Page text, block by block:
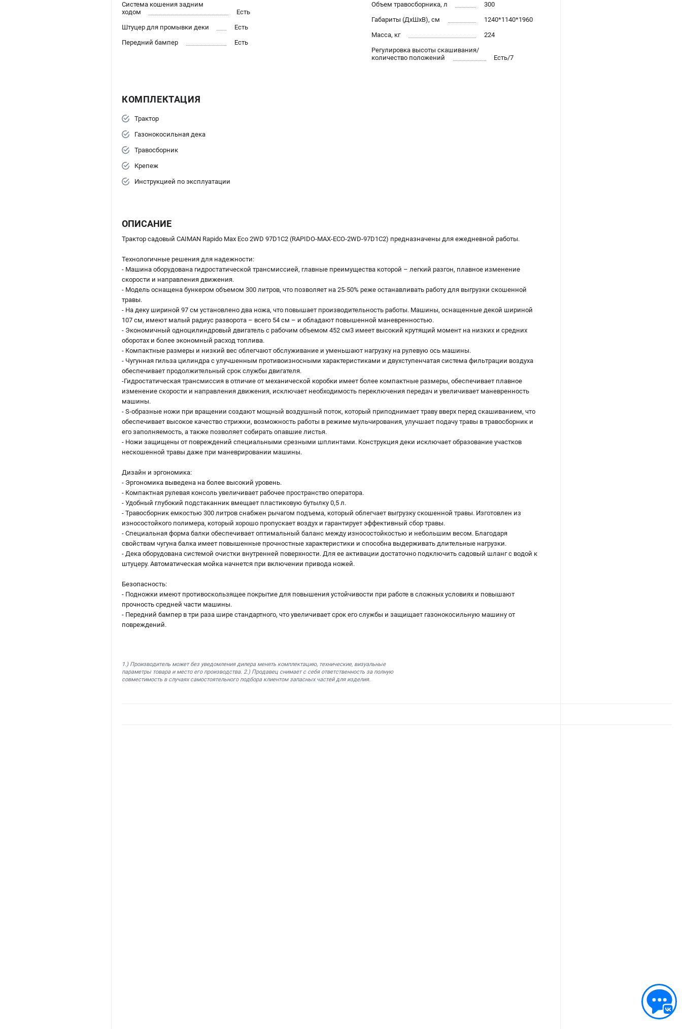
Система кошения задним
ходом
Есть
Штуцер для промывки деки
Есть
Передний бампер
Есть
Объем травосборника, л
300
Габариты (ДхШхВ), см
1240*1140*1960
Масса, кг
224
Регулировка высоты скашивания/
количество положений
Есть/7
КОМПЛЕКТАЦИЯ
Трактор
Газонокосильная дека
Травосборник
Крепеж
Инструкцией по эксплуатации
ОПИСАНИЕ
Трактор садовый CAIMAN Rapido Max Eco 2WD 97D1C2 (RAPIDO-MAX-ECO-2WD-97D1C2) предназначены для ежедневной работы.
Технологичные решения для надежности:
- Машина оборудована гидростатической трансмиссией, главные преимущества которой – легкий разгон, плавное изменение
скорости и направления движения.
- Модель оснащена бункером объемом 300 литров, что позволяет на 25-50% реже останавливать работу для выгрузки скошенной
травы.
- На деку шириной 97 см установлено два ножа, что повышает производительность работы. Машины, оснащенные декой шириной
107 см, имеют малый радиус разворота – всего 54 см – и обладают повышенной маневренностью.
- Экономичный одноцилиндровый двигатель с рабочим объемом 452 см3 имеет высокий крутящий момент на низких и средних
оборотах и более экономный расход топлива.
- Компактные размеры и низкий вес облегчают обслуживание и уменьшают нагрузку на рулевую ось машины.
- Чугунная гильза цилиндра с улучшенным противоизносными характеристиками и двухступенчатая система фильтрации воздуха
обеспечивает продолжительный срок службы двигателя.
-Гидростатическая трансмиссия в отличие от механической коробки имеет более компактные размеры, обеспечивает плавное
изменение скорости и направления движения, исключает необходимость переключения передач и увеличивает маневренность
машины.
- S-образные ножи при вращении создают мощный воздушный поток, который приподнимает траву вверх перед скашиванием, что
обеспечивает высокое качество стрижки, возможность работы в режиме мульчирования, улучшает подачу травы в травосборник и
его заполняемость, а также позволяет собирать опавшие листья.
- Ножи защищены от повреждений специальными срезными шплинтами. Конструкция деки исключает образование участков
нескошенной травы даже при маневрировании машины.
Дизайн и эргономика:
- Эргономика выведена на более высокий уровень.
- Компактная рулевая консоль увеличивает рабочее пространство оператора.
- Удобный глубокий подстаканник вмещает пластиковую бутылку 0,5 л.
- Травосборник емкостью 300 литров снабжен рычагом подъема, который облегчает выгрузку скошенной травы. Изготовлен из
износостойкого полимера, который хорошо пропускает воздух и гарантирует эффективный сбор травы.
- Специальная форма балки обеспечивает оптимальный баланс между износостойкостью и небольшим весом. Благодаря
свойствам чугуна балка имеет повышенные прочностные характеристики и способна выдерживать длительные нагрузки.
- Дека оборудована системой очистки внутренней поверхности. Для ее активации достаточно подключить садовый шланг с водой к
штуцеру. Автоматическая мойка начнется при включении привода ножей.
Безопасность:
- Подножки имеют противоскользящее покрытие для повышения устойчивости при работе в сложных условиях и повышают
прочность средней части машины.
- Передний бампер в три раза шире стандартного, что увеличивает срок его службы и защищает газонокосильную машину от
повреждений.
1.) Производитель может без уведомления дилера менять комплектацию, технические, визуальные
параметры товара и место его производства. 2.) Продавец снимает с себя ответственность за полную
совместимость в случаях самостоятельного подбора клиентом запасных частей для изделия.